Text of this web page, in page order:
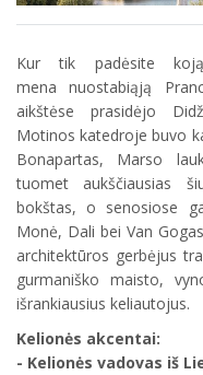
Kur tik padėsite
mena nuostabiąją
aikštėse prasidėjo
Motinos katedroje buvo
Bonapartas, Marso
tuomet aukščiausias
bokštas, o senosiose
Monė, Dali bei Van
architektūros gerbėjus
gurmaniško maisto,
išrankiausius keliautojus.
Kelionės akcentai:
- Kelionės vadovas iš